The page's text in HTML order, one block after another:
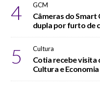
4 GCM
Câmeras do Smart
dupla por furto de
5 Cultura
Cotia recebe visita
Cultura e